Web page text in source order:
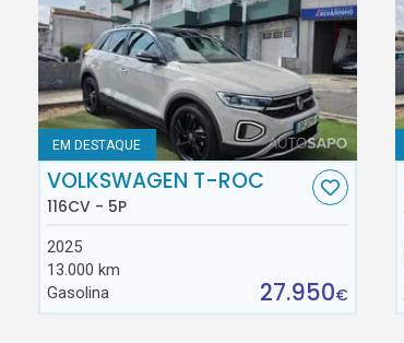
EM DESTAQUE
VOLKSWAGEN T-ROC
116CV - 5P
2025
13.000 km
Gasolina
27.950€